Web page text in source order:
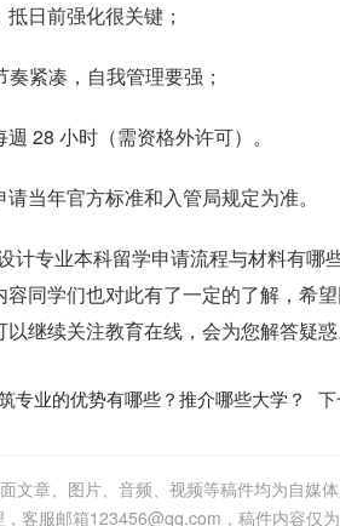
日前强化很关键；
紧凑，自我管理要强；
28 小时（需资格外许可）。
当年官方标准和入管局规定为准。
计专业本科留学申请流程与材料有
容同学们也对此有了一定的了解，希
继续关注教育在线，会为您解答疑
专业的优势有哪些？推介哪些大学？
文章、图片、音频、视频等稿件均为自媒